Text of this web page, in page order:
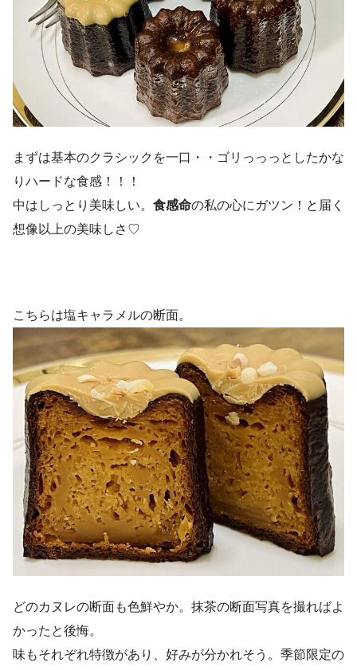
まずは基本のクラシックを一口・・ゴリっっっとしたかな
りハードな食感！！！
中はしっとり美味しい。 食感命の私の心にガツン！と届く
想像以上の美味しさ♡
こちらは塩キャラメルの断面。
どのカヌレの断面も色鮮やか。抹茶の断面写真を撮ればよ
かったと後悔。
味もそれぞれ特徴があり、好みが分かれそう。季節限定の